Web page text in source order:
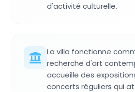
d'activité culturelle.
La villa fonctionne
recherche d'art
accueille des
concerts réguliers qui